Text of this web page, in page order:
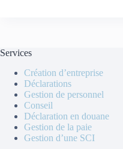
Services
Création d’entreprise
Déclarations
Gestion de personnel
Conseil
Déclaration en douane
Gestion de la paie
Gestion d’une SCI